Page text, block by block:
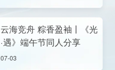
云海竞舟 粽香盈袖丨《光
·遇》端午节同人分享
07-03